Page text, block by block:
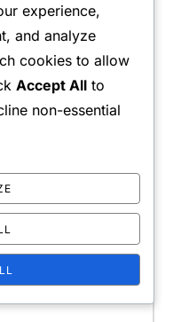
published. Required
experience,
and analyze
cookies to allow
Accept All to
non-essential